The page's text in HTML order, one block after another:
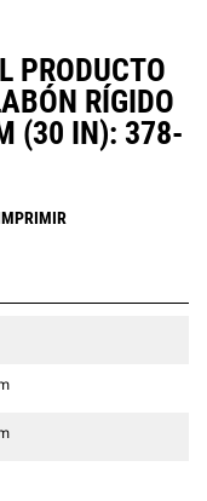
PRODUCTO
RÍGIDO
(30 IN): 378-